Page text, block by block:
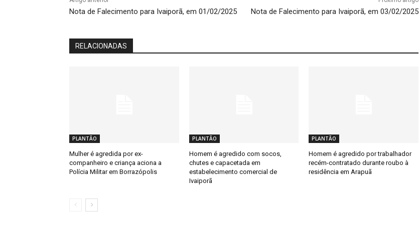
Nota de Falecimento para Ivaiporã, em 01/02/2025 Nota de Falecimento para Ivaiporã, em 03/02/2025
RELACIONADAS
PLANTÃO
Mulher é agredida por ex-
companheiro e criança aciona a
Polícia Militar em Borrazópolis
PLANTÃO
Homem é agredido com socos,
chutes e capacetada em
estabelecimento comercial de
Ivaiporã
PLANTÃO
Homem é agredido por trabalhador
recém-contratado durante roubo à
residência em Arapuã